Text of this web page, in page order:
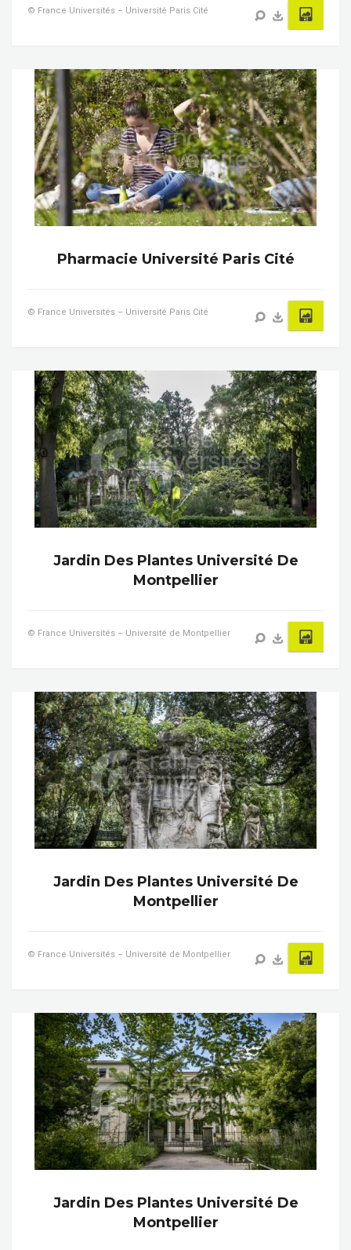
© France Universités – Université Paris Cité
Pharmacie Université Paris Cité
© France Universités – Université Paris Cité
Jardin Des Plantes Université De
Montpellier
© France Universités – Université de Montpellier
Jardin Des Plantes Université De
Montpellier
© France Universités – Université de Montpellier
Jardin Des Plantes Université De
Montpellier